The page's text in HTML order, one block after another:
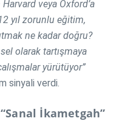
veya Oxford’a
yıl zorunlu eğitim,
ne kadar doğru?
olarak tartışmaya
yürütüyor”
sinyali verdi.
İkametgah”